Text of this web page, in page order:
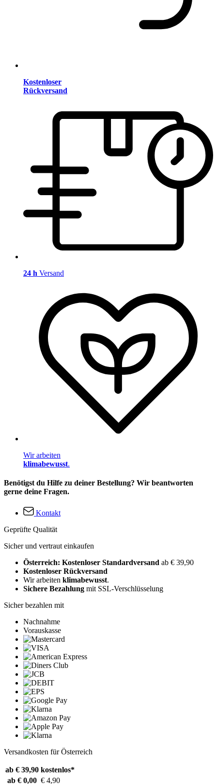
Kostenloser
Rückversand
24 h Versand
Wir arbeiten
klimabewusst.
Benötigst du Hilfe zu deiner Bestellung? Wir beantworten
gerne deine Fragen.
Kontakt
Geprüfte Qualität
Sicher und vertraut einkaufen
Österreich: Kostenloser Standardversand ab € 39,90
Kostenloser Rückversand
Wir arbeiten klimabewusst.
Sichere Bezahlung mit SSL-Verschlüsselung
Sicher bezahlen mit
Nachnahme
Vorauskasse
Versandkosten für Österreich
ab € 39,90 kostenlos*
ab € 0,00 € 4,90